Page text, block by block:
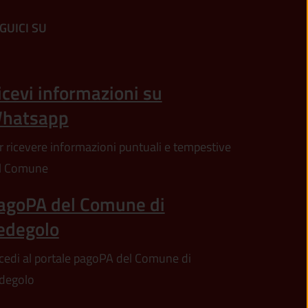
SU
informazioni su
ricevere informazioni puntuali e tempestive
Comune
del Comune di
al portale pagoPA del Comune di